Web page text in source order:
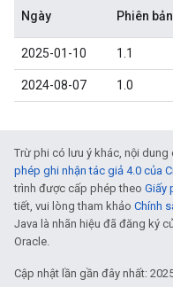
Ngày Phiên bản
2025-01-10 1.1
2024-08-07 1.0
Trừ phi có lưu ý khác, nội
phép ghi nhận tác giả 4.0 của
trình được cấp phép theo Giấy
tiết, vui lòng tham khảo Chính
Java là nhãn hiệu đã đăng ký
Oracle.
Cập nhật lần gần đây nhất: